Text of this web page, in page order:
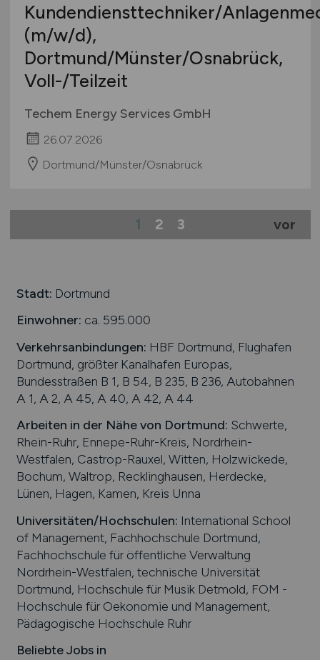
Kundendiensttechniker/
(m/w/d),
Dortmund/Münster/Osnabrück,
Voll-/Teilzeit
Techem Energy Services GmbH
26.07.2026
Dortmund/Münster/Osnabrück
1 2 3 vor
Stadt: Dortmund
Einwohner: ca. 595.000
Verkehrsanbindungen: HBF Dortmund, Flughafen
Dortmund, größter Kanalhafen Europas,
Bundesstraßen B 1, B 54, B 235, B 236, Autobahnen
A 1, A 2, A 45, A 40, A 42, A 44
Arbeiten in der Nähe von Dortmund: Schwerte,
Rhein-Ruhr, Ennepe-Ruhr-Kreis, Nordrhein-
Westfalen, Castrop-Rauxel, Witten, Holzwickede,
Bochum, Waltrop, Recklinghausen, Herdecke,
Lünen, Hagen, Kamen, Kreis Unna
Universitäten/Hochschulen: International School
of Management, Fachhochschule Dortmund,
Fachhochschule für öffentliche Verwaltung
Nordrhein-Westfalen, technische Universität
Dortmund, Hochschule für Musik Detmold, FOM -
Hochschule für Oekonomie und Management,
Pädagogische Hochschule Ruhr
Beliebte Jobs in